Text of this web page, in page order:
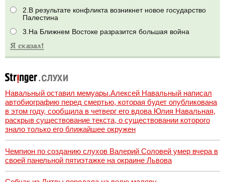
2.В результате конфликта возникнет новое государство
Палестина
3.На Ближнем Востоке разразится большая война
Навальный оставил мемуары.Алексей Навальный написал
автобиографию перед смертью, которая будет опубликована
в этом году, сообщила в четверг его вдова Юлия Навальная,
раскрыв существование текста, о существовании которого
знало только его ближайшее окружен
Чемпион по созданию слухов Валерий Соловей умер вчера в
своей панельной пятиэтажке на окраине Львова